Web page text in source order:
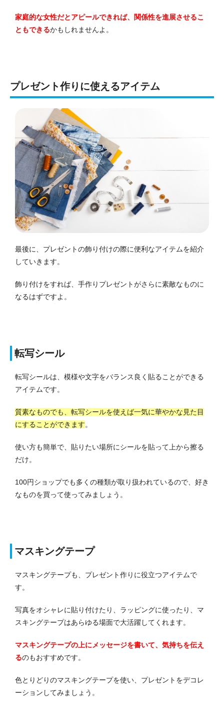
家庭的な女性だとアピールできれば、関係性を進展させるこ
ともできるかもしれませんよ。
プレゼント作りに使えるアイテム
最後に、プレゼントの飾り付けの際に便利なアイテムを紹介
していきます。
飾り付けをすれば、手作りプレゼントがさらに素敵なものに
なるはずですよ。
転写シール
転写シールは、模様や文字をバランス良く貼ることができる
アイテムです。
質素なものでも、転写シールを使えば一気に華やかな見た目
にすることができます。
使い方も簡単で、貼りたい場所にシールを貼って上から擦る
だけ。
100円ショップでも多くの種類が取り扱われているので、好き
なものを買って使ってみましょう。
マスキングテープ
マスキングテープも、プレゼント作りに役立つアイテムで
す。
写真をオシャレに貼り付けたり、ラッピングに使ったり、マ
スキングテープはあらゆる場面で大活躍してくれます。
マスキングテープの上にメッセージを書いて、気持ちを伝え
るのもおすすめです。
色とりどりのマスキングテープを使い、プレゼントをデコレ
ーションしてみましょう。